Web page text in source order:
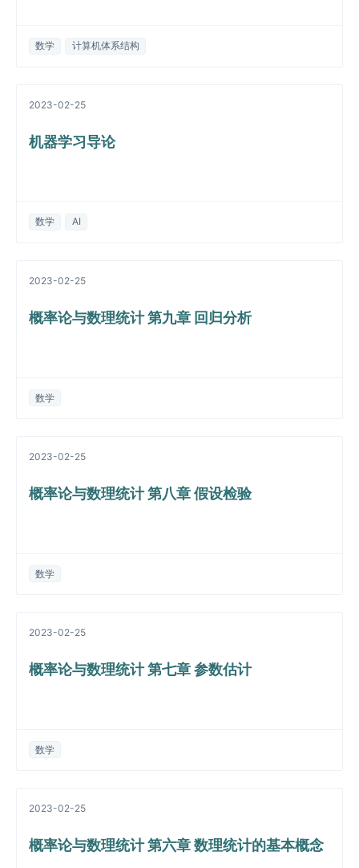
数学 计算机体系结构
2023-02-25
机器学习导论
数学 AI
2023-02-25
概率论与数理统计 第九章 回归分析
数学
2023-02-25
概率论与数理统计 第八章 假设检验
数学
2023-02-25
概率论与数理统计 第七章 参数估计
数学
2023-02-25
概率论与数理统计 第六章 数理统计的基本概念